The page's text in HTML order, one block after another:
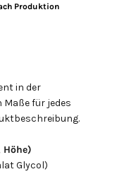
Produktion
in der
für jedes
Höhe)
Glycol)